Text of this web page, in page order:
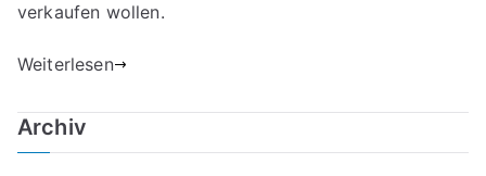
verkaufen wollen.
Weiterlesen
Archiv